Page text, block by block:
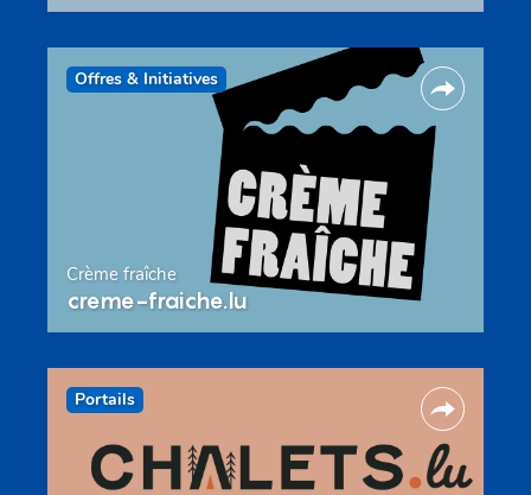
Offres & Initiatives
Crème fraîche
creme-fraiche.lu
Portails